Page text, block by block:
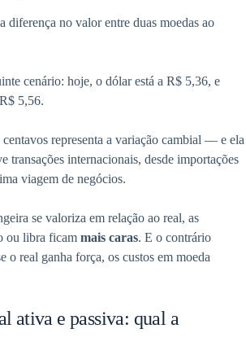
diferença no valor entre duas moedas ao
cenário: hoje, o dólar está a R$ 5,36, e
5,56.
representa a variação cambial — e ela
transações internacionais, desde importações
viagem de negócios.
se valoriza em relação ao real, as
ou libra ficam mais caras. E o contrário
o real ganha força, os custos em moeda
ativa e passiva: qual a